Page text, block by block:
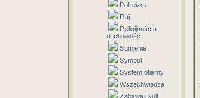
Politeizm
Raj
Religijność a
duchowość
Sumienie
Symbol
System ofiarny
Wszechwiedza
Zabawa i kult